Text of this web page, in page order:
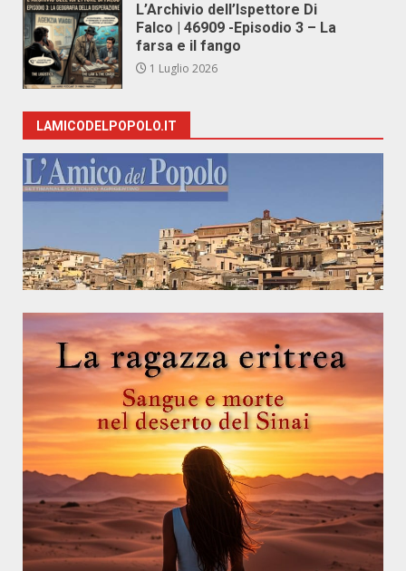
L’Archivio dell’Ispettore Di
Falco | 46909 -Episodio 3 – La
farsa e il fango
1 Luglio 2026
LAMICODELPOPOLO.IT